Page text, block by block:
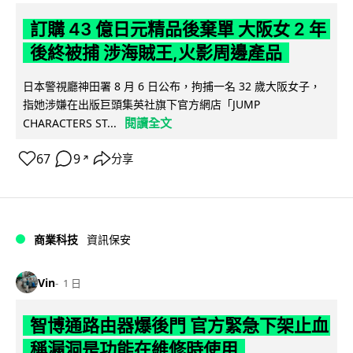
訂購 43 億日元精品後棄單 大阪女 2 年
後終被捕 涉海賊王,火影周邊產品
日本警視廳神田署 8 月 6 日公布，拘捕一名 32 歲大阪女子，
指她涉嫌在出版巨頭集英社旗下官方網店「JUMP
CHARACTERS ST...
閱讀全文
67 9 ↗ 分享
商業科技 資訊保安
Vin 1 日
智博通路由器爆後門 官方緊急下架止血